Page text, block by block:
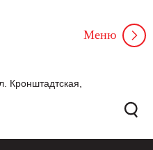
Кронштадтская,
Меню